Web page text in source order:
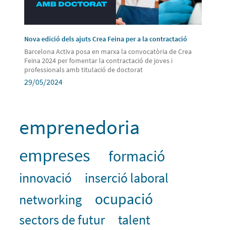
Nova edició dels ajuts Crea Feina per a la contractació
Barcelona Activa posa en marxa la convocatòria de Crea
Feina 2024 per fomentar la contractació de joves i
professionals amb titulació de doctorat
29/05/2024
emprenedoria
empreses formació
innovació
inserció laboral
networking
ocupació
sectors de futur talent